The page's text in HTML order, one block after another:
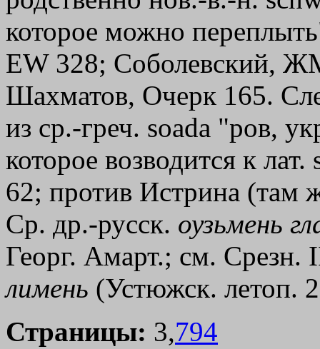
которое можно
ЕW 328; Соболевский,
Шахматов, Очерк 165.
из ср.-греч. soаda "ров,
которое возводится к
62; против Истрина (там
Ср. др.-русск. оузьмень
Георг. Амарт.; см.
лимень (Устюжск. летоп.
Страницы: 3,794